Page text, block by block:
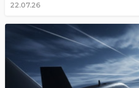
22.07.26